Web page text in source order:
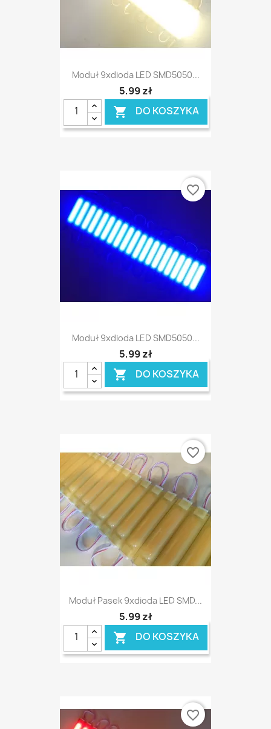
Moduł 9xdioda LED SMD5050...
5,99 zł
 DO KOSZYKA
Moduł 9xdioda LED SMD5050...
5,99 zł
 DO KOSZYKA
favorite_border
Moduł Pasek 9xdioda LED SMD...
5,99 zł
 DO KOSZYKA
favorite_border
favorite_border